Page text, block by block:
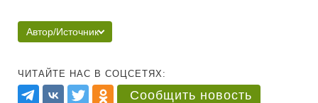
Автор/Источник
ЧИТАЙТЕ НАС В СОЦСЕТЯХ:
Сообщить новость